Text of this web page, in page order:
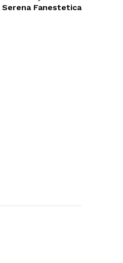
Serena Fanestetica